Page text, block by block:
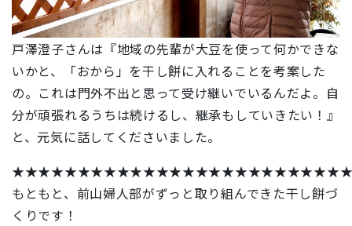
戸澤澄子さんは『地域の先輩が大豆を使って何かできな
いかと、「おから」を干し餅に入れることを考案した
の。これは門外不出と思って受け継いでいるんだよ。自
分が頑張れるうちは続けるし、継承もしていきたい！』
と、元気に話してくださいました。
もともと、前山婦人部がずっと取り組んできた干し餅づ
くりです！